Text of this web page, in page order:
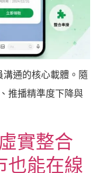
通的核心載體。隨
推播精準度下降與
實整合
也能在線